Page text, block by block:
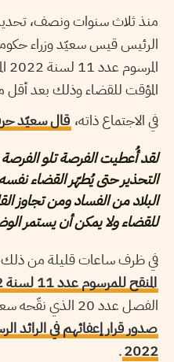
الرئيس قيس سعيّد وزراء
المؤقت للقضاء وذلك بعد أقل
في الاجتماع ذاته، قال سعيّد
لقد أُعطيت الفرصة تلو الفرصة
التحذير حتى يُطهّر القضاء
البلاد من الفساد ومن تجاوز
للقضاء ولا يمكن أن يستمر
في ظرف ساعات قليلة من ذلك
المنقح للمرسوم عدد 11 لسنة 2022
الفصل عدد 20 الذي نقّحه سعيد، رؤوس 57 قاضيا، بعد
2022
.